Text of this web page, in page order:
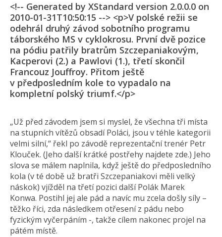
<!-- Generated by XStandard version 2.0.0.0 on
2010-01-31T10:50:15 --> <p>V polské režii se
odehrál druhý závod sobotního programu
táborského MS v cyklokrosu. První dvě pozice
na pódiu patřily bratrům Szczepaniakovým,
Kacperovi (2.) a Pawlovi (1.), třetí skončil
Francouz Jouffroy. Přitom ještě
v předposledním kole to vypadalo na
kompletní polský triumf.</p>
„Už před závodem jsem si myslel, že všechna tři místa
na stupních vítězů obsadí Poláci, jsou v téhle kategorii
velmi silní,“ řekl po závodě reprezentační trenér Petr
Klouček. (Jeho další krátké postřehy najdete zde.) Jeho
slova se málem naplnila, když ještě do předposledního
kola (v té době už bratři Szczepaniakovi měli velký
náskok) vjížděl na třetí pozici další Polák Marek
Konwa. Postihl jej ale pád a navíc mu zcela došly síly –
těžko říci, zda následkem otřesení z pádu nebo
fyzickým vyčerpáním -, takže cílem nakonec projel na
pátém místě.